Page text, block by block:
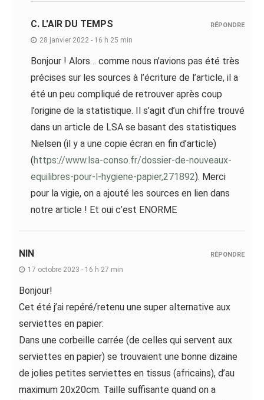
C. L'AIR DU TEMPS
28 janvier 2022 - 16 h 25 min
Bonjour ! Alors… comme nous n’avions pas été très
précises sur les sources à l’écriture de l’article, il a
été un peu compliqué de retrouver après coup
l’origine de la statistique. Il s’agit d’un chiffre trouvé
dans un article de LSA se basant des statistiques
Nielsen (il y a une copie écran en fin d’article)
(https://www.lsa-conso.fr/dossier-de-nouveaux-
equilibres-pour-l-hygiene-papier,271892). Merci
pour la vigie, on a ajouté les sources en lien dans
notre article ! Et oui c’est ENORME
RÉPONDRE
NIN
17 octobre 2023 - 16 h 27 min
Bonjour!
Cet été j’ai repéré/retenu une super alternative aux
serviettes en papier:
Dans une corbeille carrée (de celles qui servent aux
serviettes en papier) se trouvaient une bonne dizaine
de jolies petites serviettes en tissus (africains), d’au
maximum 20x20cm. Taille suffisante quand on a
RÉPONDRE